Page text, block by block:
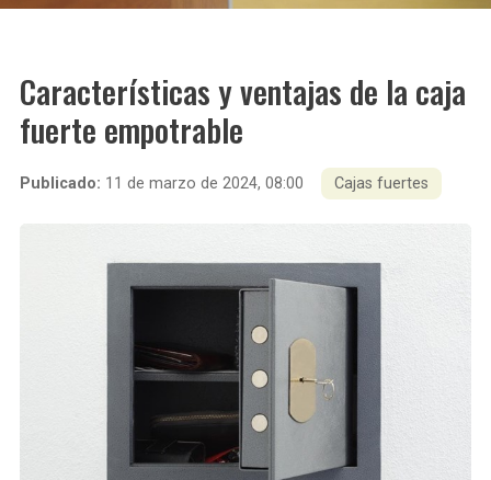
Forges G375
Spheris Xp
Forstyl
Características y ventajas de la caja
fuerte empotrable
Publicado: 11 de marzo de 2024, 08:00 Cajas fuertes